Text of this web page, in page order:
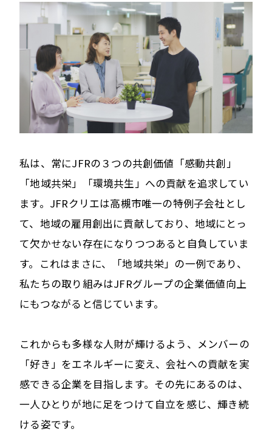
私は、常にJFRの３つの共創価値「感動共創」
「地域共栄」「環境共生」への貢献を追求してい
ます。JFRクリエは高槻市唯一の特例子会社とし
て、地域の雇用創出に貢献しており、地域にとっ
て欠かせない存在になりつつあると自負していま
す。これはまさに、「地域共栄」の一例であり、
私たちの取り組みはJFRグループの企業価値向上
にもつながると信じています。
これからも多様な人財が輝けるよう、メンバーの
「好き」をエネルギーに変え、会社への貢献を実
感できる企業を目指します。その先にあるのは、
一人ひとりが地に足をつけて自立を感じ、輝き続
ける姿です。